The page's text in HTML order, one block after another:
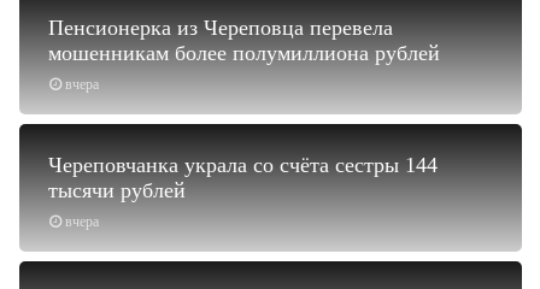
вчера
Пенсионерка из Череповца перевела
мошенникам более полумиллиона рублей
вчера
Череповчанка украла со счёта сестры 144
тысячи рублей